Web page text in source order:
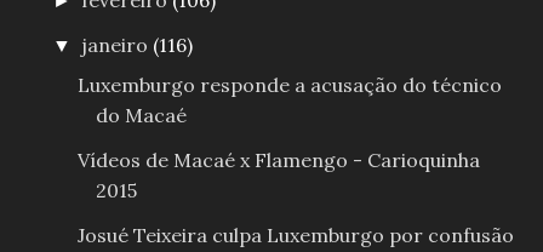
▼ janeiro (116)
Luxemburgo responde a acusação do técnico
do Macaé
Vídeos de Macaé x Flamengo - Carioquinha
2015
Josué Teixeira culpa Luxemburgo por confusão